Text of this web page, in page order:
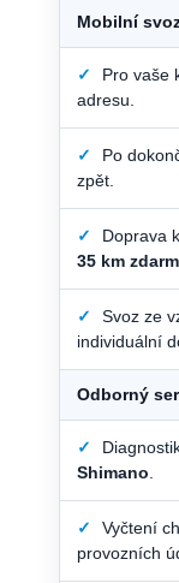
Mobilní
✓
Pro vaše
adresu.
✓
Po
zpět.
✓
Doprava
35 km
✓ Svoz ze
individuální
Odborný
✓
Shimano
✓
Vyčtení
provozních